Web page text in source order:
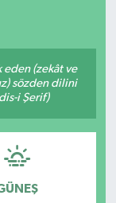
eden (zekât ve
sözden dilini
i Şerif)